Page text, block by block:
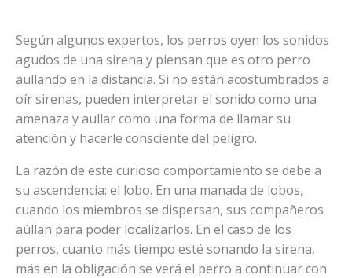
Según algunos expertos, los perros oyen los sonidos
agudos de una sirena y piensan que es otro perro
aullando en la distancia. Si no están acostumbrados a
oír sirenas, pueden interpretar el sonido como una
amenaza y aullar como una forma de llamar su
atención y hacerle consciente del peligro.
La razón de este curioso comportamiento se debe a
su ascendencia: el lobo. En una manada de lobos,
cuando los miembros se dispersan, sus compañeros
aúllan para poder localizarlos. En el caso de los
perros, cuanto más tiempo esté sonando la sirena,
más en la obligación se verá el perro a continuar con